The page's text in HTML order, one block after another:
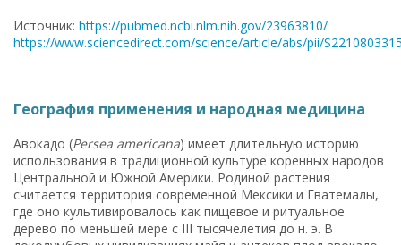
Источник: https://pubmed.ncbi.nlm.nih.gov/23963810/
https://www.sciencedirect.com/science/article/abs/pii/
География применения и народная медицина
Авокадо (Persea americana) имеет длительную историю
использования в традиционной культуре коренных народов
Центральной и Южной Америки. Родиной растения
считается территория современной Мексики и Гватемалы,
где оно культивировалось как пищевое и ритуальное
дерево по меньшей мере с III тысячелетия до н. э. В